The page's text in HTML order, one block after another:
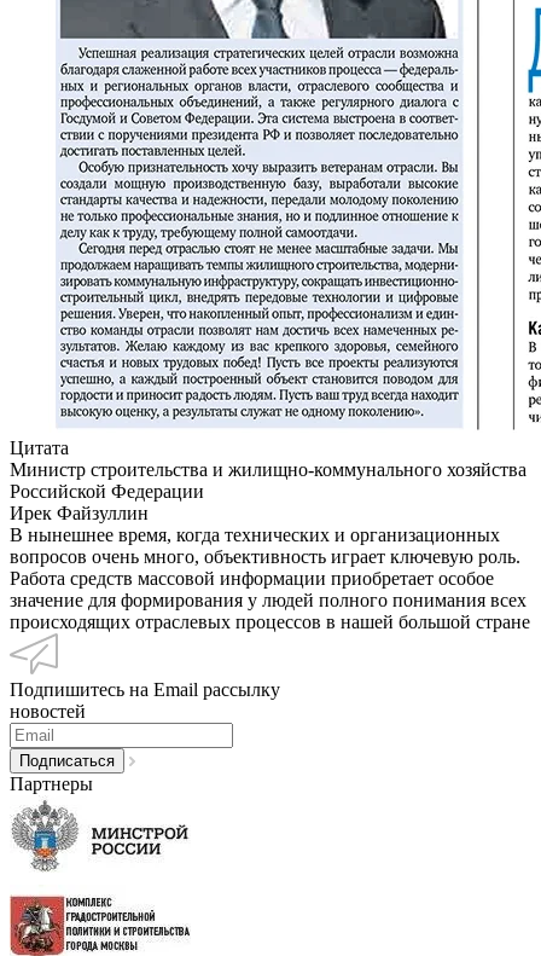
Цитата
Министр строительства и жилищно-коммунального хозяйства
Российской Федерации
Ирек Файзуллин
В нынешнее время, когда технических и организационных
вопросов очень много, объективность играет ключевую роль.
Работа средств массовой информации приобретает особое
значение для формирования у людей полного понимания всех
происходящих отраслевых процессов в нашей большой стране
Подпишитесь на Email рассылку
новостей
Партнеры